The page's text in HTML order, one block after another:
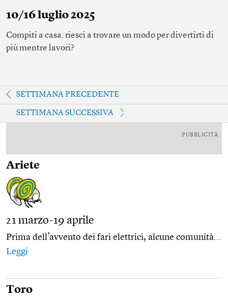
10/16 luglio 2025
Compiti a casa: riesci a trovare un modo per divertirti di
più mentre lavori?
SETTIMANA PRECEDENTE
SETTIMANA SUCCESSIVA
PUBBLICITÀ
Ariete
21 marzo-19 aprile
Prima dell’avvento dei fari elettrici, alcune comunità...
Leggi
Toro